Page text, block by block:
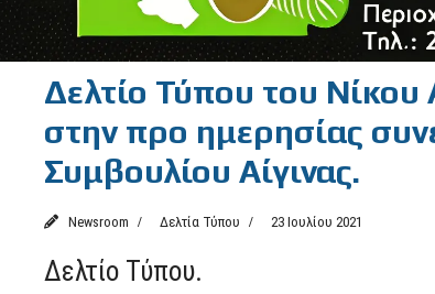
Δελτίο Τύπου του Νίκου
στην προ ημερησίας
Συμβουλίου Αίγινας.
Newsroom Δελτία Τύπου 23 Ιουλίου 2021
Δελτίο Τύπου.